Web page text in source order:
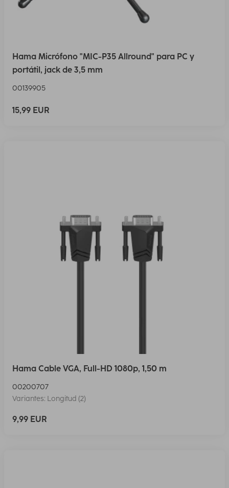
Hama Micrófono "MIC-P35 Allround" para PC y
portátil, jack de 3,5 mm
00139905
15,99 EUR
Hama Cable VGA, Full-HD 1080p, 1,50 m
00200707
Variantes: Longitud (2)
9,99 EUR